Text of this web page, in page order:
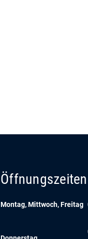
Öffnungszeiten
Montag, Mittwoch, Freitag